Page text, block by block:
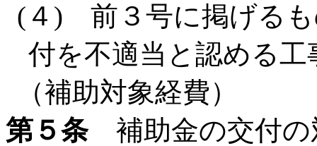
(４) 前３号に掲げるも
付を不適当と認める工
（補助対象経費）
第５条補助金の交付の